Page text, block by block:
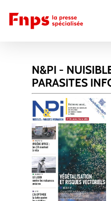
main
N&PI -
PARASITES